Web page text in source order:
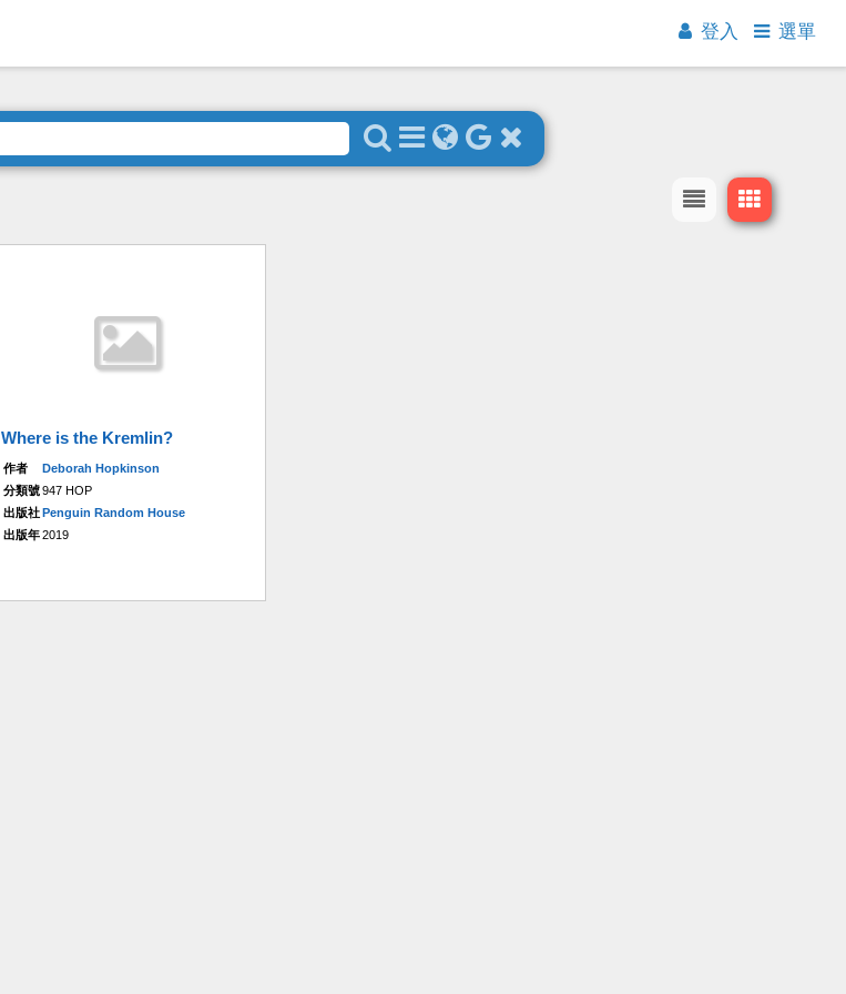
登入 選單
Where is the Kremlin?
作者
Deborah Hopkinson
分類號947 HOP
出版社Penguin Random House
出版年2019